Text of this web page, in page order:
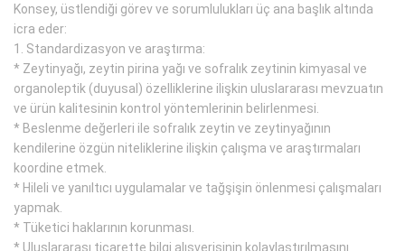
Konsey, üstlendiği görev ve sorumlulukları üç ana başlık altında
icra eder:
1. Standardizasyon ve araştırma:
* Zeytinyağı, zeytin pirina yağı ve sofralık zeytinin kimyasal ve
organoleptik (duyusal) özelliklerine ilişkin uluslararası mevzuatın
ve ürün kalitesinin kontrol yöntemlerinin belirlenmesi.
* Beslenme değerleri ile sofralık zeytin ve zeytinyağının
kendilerine özgün niteliklerine ilişkin çalışma ve araştırmaları
koordine etmek.
* Hileli ve yanıltıcı uygulamalar ve tağşişin önlenmesi çalışmaları
yapmak.
* Tüketici haklarının korunması.
* Uluslararası ticarette bilgi alışverişinin kolaylaştırılmasını